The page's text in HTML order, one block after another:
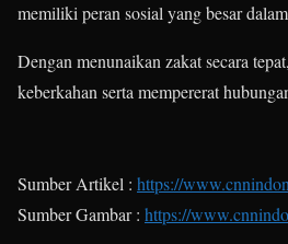
memiliki peran sosial yang besar
Dengan menunaikan zakat secara
keberkahan serta mempererat
Sumber Artikel : https://
Sumber Gambar : https://